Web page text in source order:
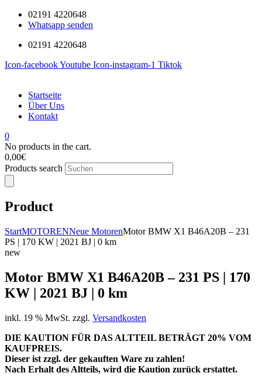
02191 4220648
Whatsapp senden
02191 4220648
Icon-facebookYoutube Icon-instagram-1 Tiktok
Startseite
Über Uns
Kontakt
0
No products in the cart.
0,00€
Products search
Product
StartMOTORENNeue MotorenMotor BMW X1 B46A20B – 231
PS | 170 KW | 2021 BJ | 0 km
new
Motor BMW X1 B46A20B – 231 PS | 170
KW | 2021 BJ | 0 km
inkl. 19 % MwSt. zzgl. Versandkosten
DIE KAUTION FÜR DAS ALTTEIL BETRÄGT 20% VOM
KAUFPREIS.
Dieser ist zzgl. der gekauften Ware zu zahlen!
Nach Erhalt des Altteils, wird die Kaution zurück erstattet.